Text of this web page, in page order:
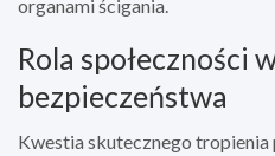
organami ścigania.
Rola społeczności
bezpieczeństwa
Kwestia skutecznego